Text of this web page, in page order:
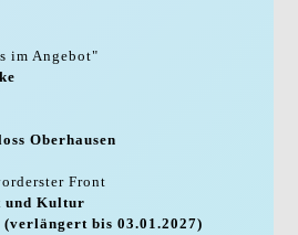
im Angebot"
Oberhausen
Front
und Kultur
(verlängert bis 03.01.2027)